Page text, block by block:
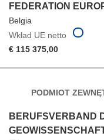
FEDERATION
Belgia
Wkład UE netto
€ 115 375,00
PODMIOT
BERUFSVERBAND